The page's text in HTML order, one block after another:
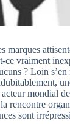
marques
ce vraiment
? Loin
mondial
rencontre
sont